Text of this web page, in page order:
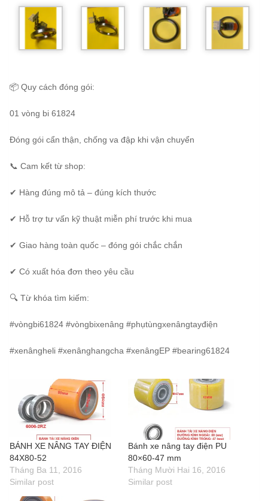
📦 Quy cách đóng gói:
01 vòng bi 61824
Đóng gói cẩn thận, chống va đập khi vận chuyển
📞 Cam kết từ shop:
✔ Hàng đúng mô tả – đúng kích thước
✔ Hỗ trợ tư vấn kỹ thuật miễn phí trước khi mua
✔ Giao hàng toàn quốc – đóng gói chắc chắn
✔ Có xuất hóa đơn theo yêu cầu
🔍 Từ khóa tìm kiếm:
#vòngbi61824 #vòngbixenâng #phụtùngxenângtayđiện
#xenângheli #xenânghangcha #xenângEP #bearing61824
BÁNH XE NÂNG TAY ĐIỆN
84X80-52
Tháng Ba 11, 2016
Similar post
Bánh xe nâng tay điện PU
80×60-47 mm
Tháng Mười Hai 16, 2016
Similar post